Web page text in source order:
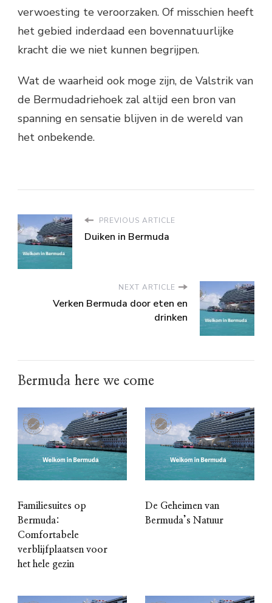
verwoesting te veroorzaken. Of misschien heeft
het gebied inderdaad een bovennatuurlijke
kracht die we niet kunnen begrijpen.
Wat de waarheid ook moge zijn, de Valstrik van
de Bermudadriehoek zal altijd een bron van
spanning en sensatie blijven in de wereld van
het onbekende.
PREVIOUS ARTICLE
Duiken in Bermuda
NEXT ARTICLE
Verken Bermuda door eten en
drinken
Bermuda here we come
Familiesuites op
Bermuda:
Comfortabele
verblijfplaatsen voor
het hele gezin
De Geheimen van
Bermuda’s Natuur